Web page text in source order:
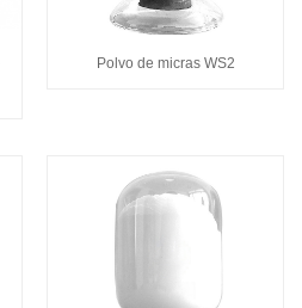
Polvo de micras WS2